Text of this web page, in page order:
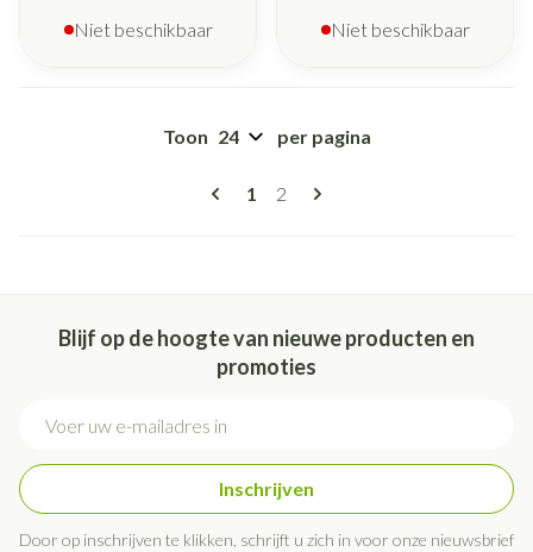
Niet beschikbaar Niet beschikbaar
Pagina's
U lees momenteel pagina
1 Pagina
2
Toon per pagina
Blijf op de hoogte van nieuwe producten en
promoties
Inschrijven
Door op inschrijven te klikken, schrijft u zich in voor onze nieuwsbrief